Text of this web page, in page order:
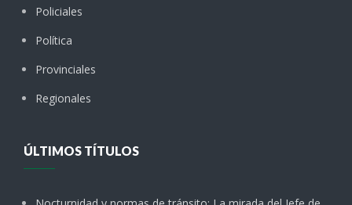
Policiales
Política
Provinciales
Regionales
ÚLTIMOS TÍTULOS